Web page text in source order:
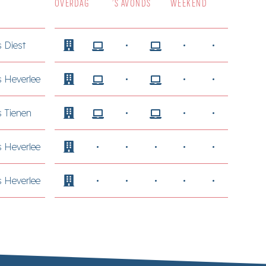
OVERDAG ’S AVONDS WEEKEND
Diest